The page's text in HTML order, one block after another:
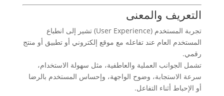
التعريف والمعنى
تجربة المستخدم (User Experience) تشير إلى انطباع
المستخدم العام عند تفاعله مع موقع إلكتروني أو تطبيق أو منتج
رقمي.
تشمل الجوانب العملية والعاطفية، مثل سهولة الاستخدام،
سرعة الاستجابة، وضوح الواجهة، وإحساس المستخدم بالرضا
أو الإحباط أثناء التفاعل.